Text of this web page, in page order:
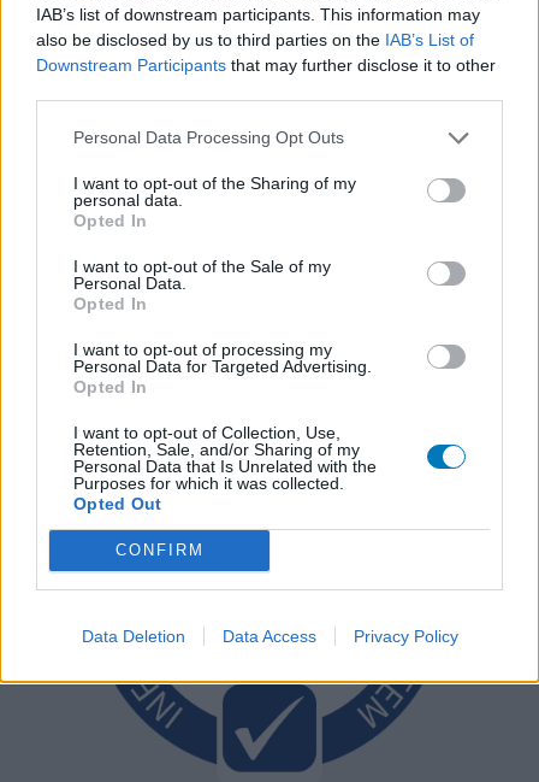
IAB’s list of downstream participants. This information may
also be disclosed by us to third parties on the IAB’s List of
Downstream Participants that may further disclose it to other
Personal Data Processing Opt Outs
I want to opt-out of the Sharing of my
personal data.
Opted In
I want to opt-out of the Sale of my
Personal Data.
Opted In
I want to opt-out of processing my
Personal Data for Targeted Advertising.
Opted In
I want to opt-out of Collection, Use,
Retention, Sale, and/or Sharing of my
Personal Data that Is Unrelated with the
Purposes for which it was collected.
Opted Out
CONFIRM
Data Deletion Data Access Privacy Policy